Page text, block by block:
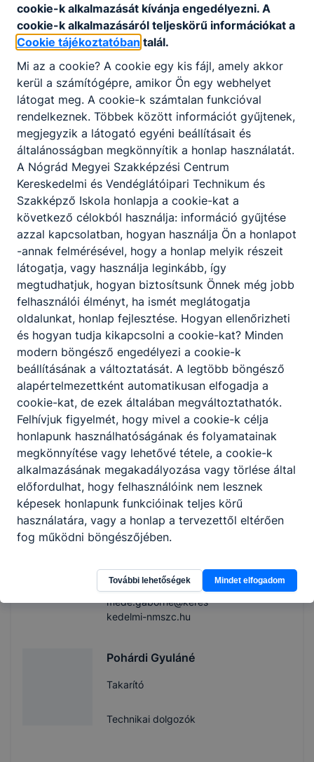
Gajdár István
Gépkocsivezető
Technikai dolgozók
Klajban Veronika
Takarító
Technikai dolgozók
Kozma Enikő
Irodai alkalmazott
Technikai dolgozók
geczy.eniko@kereske
delmi-nmszc.hu
Lantosné Rozgonyi
Szilvia
Takarító
Technikai dolgozók
Mede Gáborné
Irodai alkalmazott
Technikai dolgozók
mede.gaborne@keres
kedelmi-nmszc.hu
Pohárdi Gyuláné
Takarító
Technikai dolgozók
cookie-k alkalmazását kívánja engedélyezni. A
cookie-k alkalmazásáról teljeskörű információkat a
Cookie tájékoztatóban talál.
Mi az a cookie? A cookie egy kis fájl, amely akkor
kerül a számítógépre, amikor Ön egy webhelyet
látogat meg. A cookie-k számtalan funkcióval
rendelkeznek. Többek között információt gyűjtenek,
megjegyzik a látogató egyéni beállításait és
általánosságban megkönnyítik a honlap használatát.
A Nógrád Megyei Szakképzési Centrum
Kereskedelmi és Vendéglátóipari Technikum és
Szakképző Iskola honlapja a cookie-kat a
következő célokból használja: információ gyűjtése
azzal kapcsolatban, hogyan használja Ön a honlapot
-annak felmérésével, hogy a honlap melyik részeit
látogatja, vagy használja leginkább, így
megtudhatjuk, hogyan biztosítsunk Önnek még jobb
felhasználói élményt, ha ismét meglátogatja
oldalunkat, honlap fejlesztése. Hogyan ellenőrizheti
és hogyan tudja kikapcsolni a cookie-kat? Minden
modern böngésző engedélyezi a cookie-k
beállításának a változtatását. A legtöbb böngésző
alapértelmezettként automatikusan elfogadja a
cookie-kat, de ezek általában megváltoztathatók.
Felhívjuk figyelmét, hogy mivel a cookie-k célja
honlapunk használhatóságának és folyamatainak
megkönnyítése vagy lehetővé tétele, a cookie-k
alkalmazásának megakadályozása vagy törlése által
előfordulhat, hogy felhasználóink nem lesznek
képesek honlapunk funkcióinak teljes körű
használatára, vagy a honlap a tervezettől eltérően
fog működni böngészőjében.
További lehetőségek Mindet elfogadom